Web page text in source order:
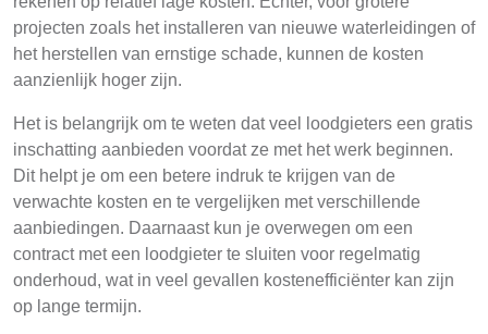
projecten zoals het installeren van nieuwe waterleidingen of
het herstellen van ernstige schade, kunnen de kosten
aanzienlijk hoger zijn.
Het is belangrijk om te weten dat veel loodgieters een gratis
inschatting aanbieden voordat ze met het werk beginnen.
Dit helpt je om een betere indruk te krijgen van de
verwachte kosten en te vergelijken met verschillende
aanbiedingen. Daarnaast kun je overwegen om een
contract met een loodgieter te sluiten voor regelmatig
onderhoud, wat in veel gevallen kostenefficiënter kan zijn
op lange termijn.